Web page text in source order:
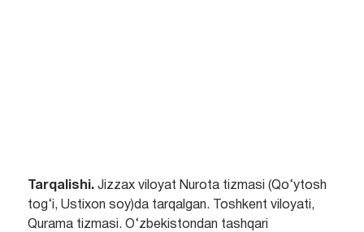
Tarqalishi.Jizzax viloyat Nurota tizmasi (Qo‘ytosh
tog‘i, Ustixon soy)da tarqalgan. Toshkent viloyati,
Qurama tizmasi. O‘zbekistondan tashqari